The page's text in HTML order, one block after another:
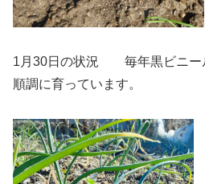
1月30日の状況 毎年黒ビニー
順調に育っています。